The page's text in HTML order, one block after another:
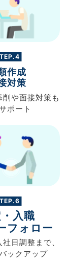
作成
対策
削や面接対策も
ポート
入職
フォロー
社日調整まで、
ックアップ